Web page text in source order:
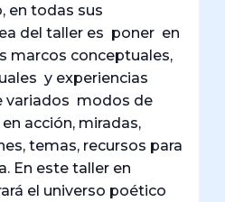
en todas sus
del taller es poner en
marcos conceptuales,
y experiencias
variados modos de
acción, miradas,
temas, recursos para
En este taller en
el universo poético